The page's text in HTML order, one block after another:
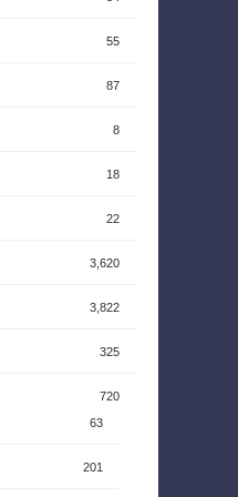
55
87
8
18
22
3,620
3,822
325
720
63
201